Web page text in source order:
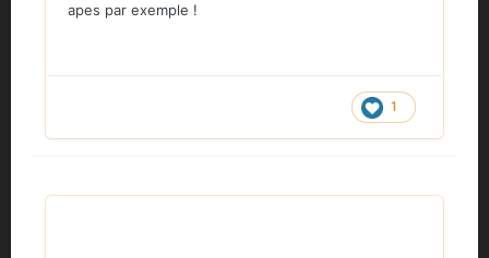
apes par exemple !
1